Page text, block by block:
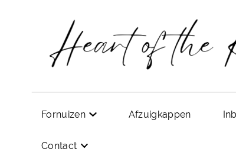
Fornuizen Afzuigkappen
Contact